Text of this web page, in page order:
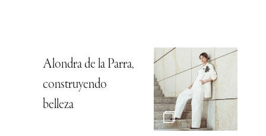
Alondra de la Parra,
construyendo
belleza